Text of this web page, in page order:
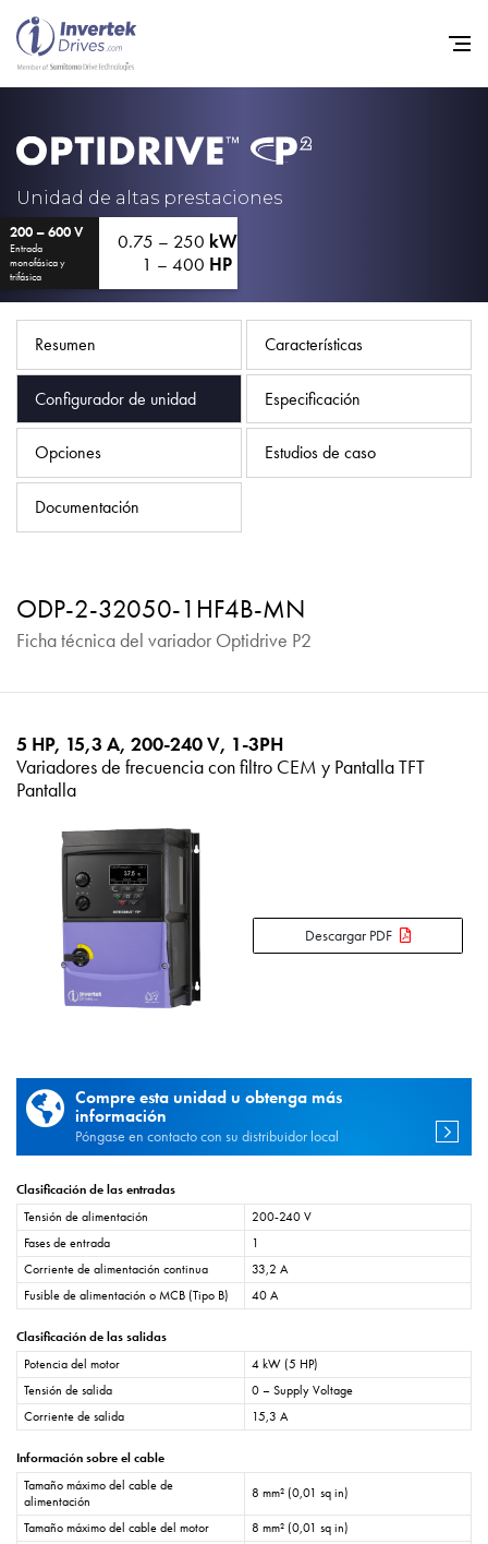
Unidad de altas prestaciones
200 – 600 V
Entrada
monofásica y
trifásica
0.75 – 250 kW
1 – 400 HP
Resumen Características
Configurador de unidad Especificación
Opciones Estudios de caso
Documentación
ODP-2-32050-1HF4B-MN
Ficha técnica del variador Optidrive P2
5 HP, 15,3 A, 200-240 V, 1-3PH
Variadores de frecuencia con filtro CEM y Pantalla TFT
Pantalla
Descargar PDF
Compre esta unidad u obtenga más
información
Póngase en contacto con su distribuidor local
Clasificación de las entradas
Tensión de alimentación
200-240 V
Fases de entrada
1
Corriente de alimentación continua
33,2 A
Fusible de alimentación o MCB (Tipo B)
40 A
Clasificación de las salidas
Potencia del motor
4 kW (5 HP)
Tensión de salida
0 – Supply Voltage
Corriente de salida
15,3 A
Información sobre el cable
Tamaño máximo del cable de
alimentación
8 mm² (0,01 sq in)
Tamaño máximo del cable del motor
8 mm² (0,01 sq in)
Home
Noticias
Empleo
Acerca de
Contacto